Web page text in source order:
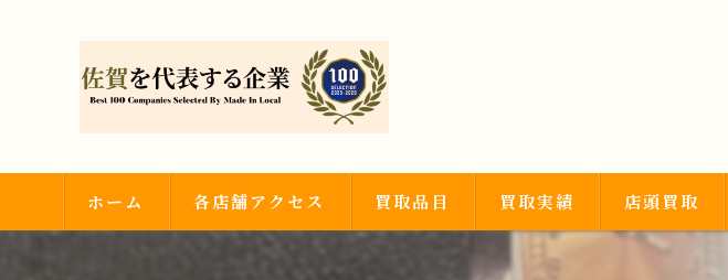
ホーム 各店舗アクセス 買取品目 買取実績 店頭買取